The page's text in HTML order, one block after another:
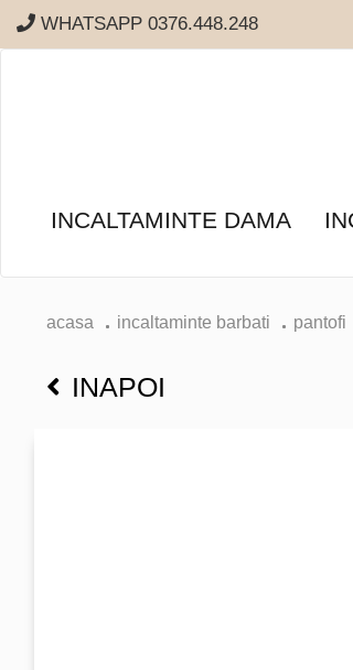
WHATSAPP 0376.448.248
INCALTAMINTE DAMA
acasa incaltaminte barbati pantofi
INAPOI